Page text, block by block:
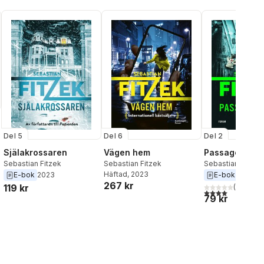
röster:
Del 5
Själakrossaren
Sebastian Fitzek
E-bok 2023
119 kr
Del 6
Vägen hem
Sebastian Fitzek
Häftad, 2023
267 kr
Del 2
Passagerare
Sebastian Fitzek
E-bok
4,0utav 5(
79 kr